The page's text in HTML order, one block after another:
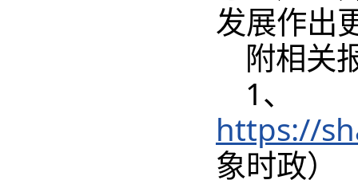
发展作出
附相关
1、
https://
象时政）